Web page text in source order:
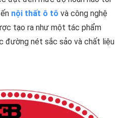
nội thất ô tô và công nghệ
tạo ra như một tác phẩm
đường nét sắc sảo và chất liệu